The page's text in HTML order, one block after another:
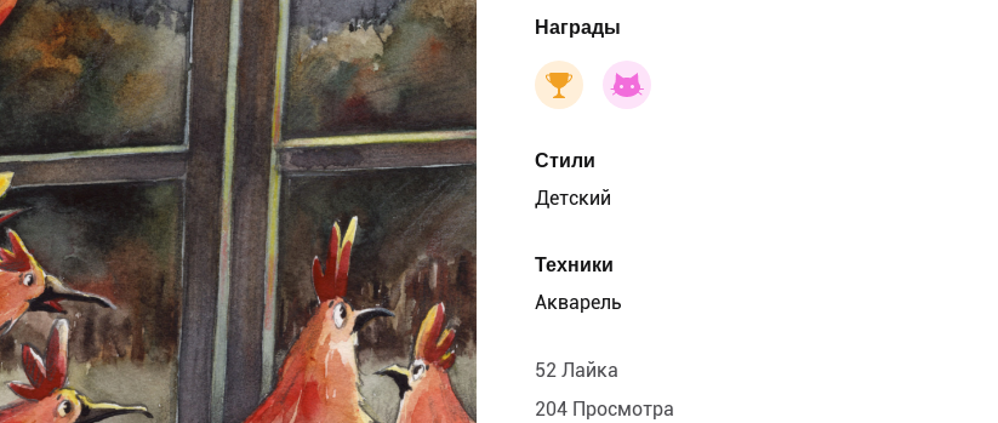
Награды
Стили
Детский
Техники
Акварель
52 Лайка
204 Просмотра